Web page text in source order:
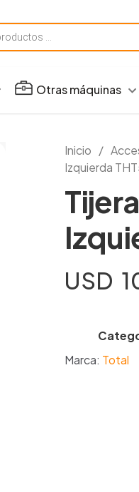
Otras máquinas
Inicio /
Izquierda
USD
Marca: Total